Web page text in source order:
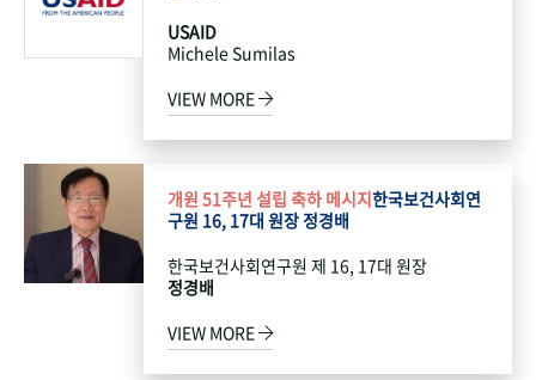
USAID
Michele Sumilas
VIEW MORE
개원 51주년 설립 축하 메시지한국보건사회연
구원 16, 17대 원장 정경배
한국보건사회연구원 제 16, 17대 원장
정경배
VIEW MORE